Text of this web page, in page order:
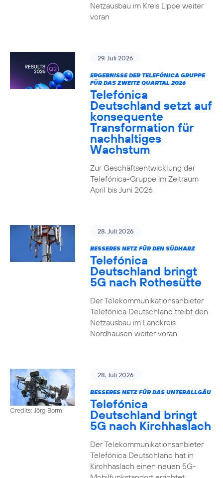
Netzausbau im Kreis Lippe weiter
voran
29. Juli 2026
ERGEBNISSE DER TELEFÓNICA GRUPPE
FÜR DAS ZWEITE QUARTAL 2026
Telefónica
Deutschland setzt auf
konsequente
Transformation für
nachhaltiges
Wachstum
Zur Geschäftsentwicklung der
Telefónica-Gruppe im Zeitraum
April bis Juni 2026
28. Juli 2026
BESSERES NETZ FÜR DEN SÜDHARZ
Telefónica
Deutschland bringt
5G nach Rothesütte
Der Telekommunikationsanbieter
Telefónica Deutschland treibt den
Netzausbau im Landkreis
Nordhausen weiter voran
Credits: Jörg Borm
28. Juli 2026
BESSERES NETZ FÜR DAS UNTERALLGÄU
Telefónica
Deutschland bringt
5G nach Kirchhaslach
Der Telekommunikationsanbieter
Telefónica Deutschland hat in
Kirchhaslach einen neuen 5G-